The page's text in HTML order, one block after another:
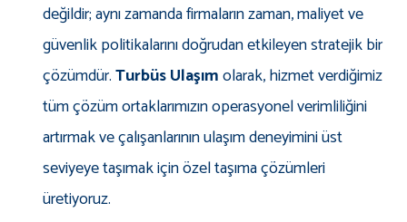
değildir; aynı zamanda firmaların zaman, maliyet ve
güvenlik politikalarını doğrudan etkileyen stratejik bir
çözümdür.Turbüs Ulaşımolarak, hizmet verdiğimiz
tüm çözüm ortaklarımızın operasyonel verimliliğini
artırmak ve çalışanlarının ulaşım deneyimini üst
seviyeye taşımak için özel taşıma çözümleri
üretiyoruz.